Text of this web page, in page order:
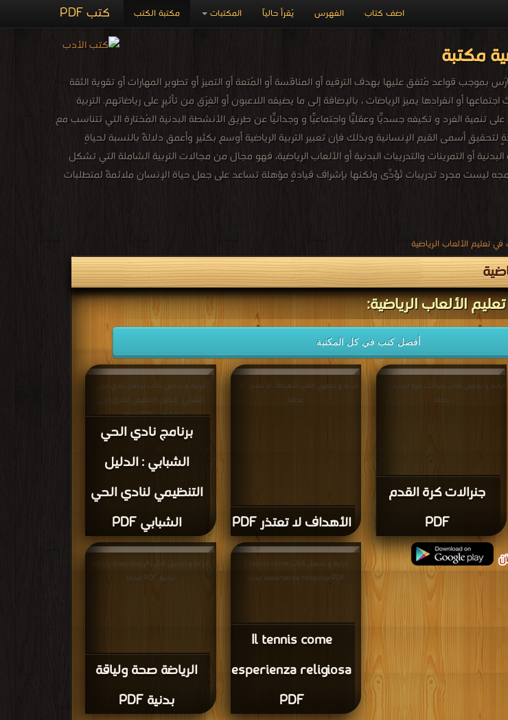
كتب PDF مكتبة الكتب المكتبات يُقرأ حالياً الفهرس اضف كتاب
مكتبة
قواعد مُتفق عليها بهدف الترفيه أو المنافَسة أو المُتعة أو التميز أو تطوير المهارات أو تقوية الثقة
أو انفرادها يميز الرياضات ، بالإضافة إلى ما يضيفه اللاعبون أو الفِرَق من تأثيرٍ على رياضاتهم. التربية
تنمية الفرد و تكيفه جسديًّا وعقليًّا واجتماعيًّا و وجدانيًّا عن طريق الأنشطة البدنية المُختارة التي تتناسب مع
أسمى القيم الإنسانية وبذلك فإن تعبير التربية الرياضية أوسع بكثير وأعمق دلالةً بالنسبة لحياةِ
أو التمرينات والتدريبات البدنية أو الألعاب الرياضية، فهو مجال من مجالات التربية الشاملة التي تشكل
برامجه ليست مجرد تدريبات تُؤَدَّى ولكنها بإشراف قيادةٍ مؤهلة تساعد على جعل حياة الإنسان ملائمةً لمتطلبات
تعليم الألعاب الرياضية
الألعاب الرياضية:
أفضل كتب في كل المكتبة
برنامج نادي الحي
الشبابي : الدليل
التنظيمي لنادي الحي
الشبابي PDF
قراءة و تحميل كتاب برنامج نادي الحي
الشبابي : الدليل التنظيمي لنادي الحي
الشبابي PDF مجانا
الأهداف لا تعتذر PDF
مجانا
جنرالات كرة القدم
PDF
مجانا
الرياضة صحة ولياقة
بدنية PDF
قراءة و تحميل كتاب الرياضة صحة ولياقة
بدنية PDF مجانا
Il tennis come
esperienza religiosa
PDF
قراءة و تحميل كتاب Il tennis come
esperienza religiosa PDF مجانا